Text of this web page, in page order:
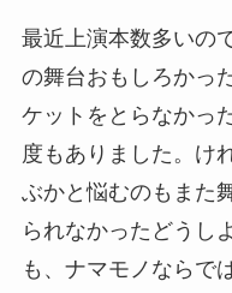
最近上演本数多いの
の舞台おもしろかっ
ケットをとらなかっ
度もありました。け
ぶかと悩むのもまた
られなかったどうし
も、ナマモノならでは